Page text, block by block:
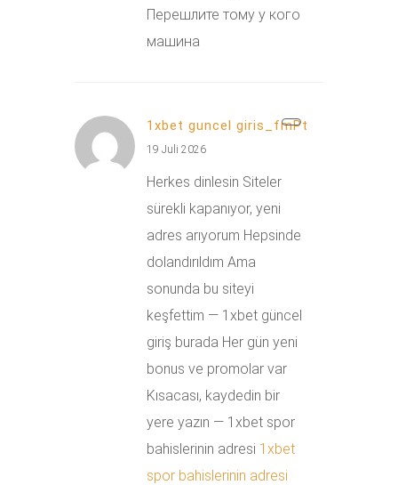
Перешлите тому у кого
машина
1xbet guncel giris_fmPt
19 Juli 2026
Herkes dinlesin Siteler
sürekli kapanıyor, yeni
adres arıyorum Hepsinde
dolandırıldım Ama
sonunda bu siteyi
keşfettim — 1xbet güncel
giriş burada Her gün yeni
bonus ve promolar var
Kısacası, kaydedin bir
yere yazın — 1xbet spor
bahislerinin adresi 1xbet
spor bahislerinin adresi